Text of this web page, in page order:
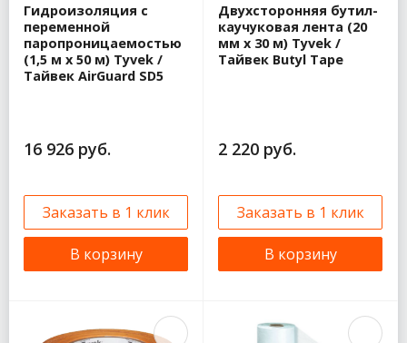
Гидроизоляция с
переменной
паропроницаемостью
(1,5 м x 50 м) Tyvek /
Тайвек AirGuard SD5
16 926 руб.
Заказать в 1 клик
В корзину
Двухсторонняя бутил-
каучуковая лента (20
мм x 30 м) Tyvek /
Тайвек Butyl Tape
2 220 руб.
Заказать в 1 клик
В корзину